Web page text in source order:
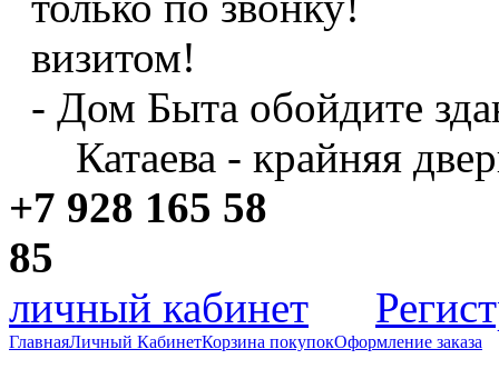
визитом!
- Дом Быта обойдите
Катаева - крайняя
+7 928 165 58
личный кабинет
ГлавнаяЛичный КабинетКорзина покупокОформление заказа